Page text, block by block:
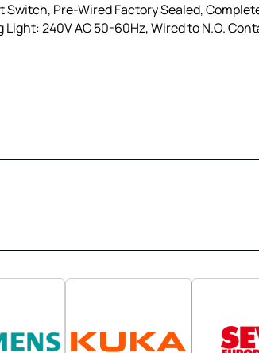
Pre-Wired Factory Sealed,
240V AC 50-60Hz, Wired to N.O.